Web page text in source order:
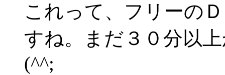
これって、フリーの
すね。まだ３０分以
(^^;